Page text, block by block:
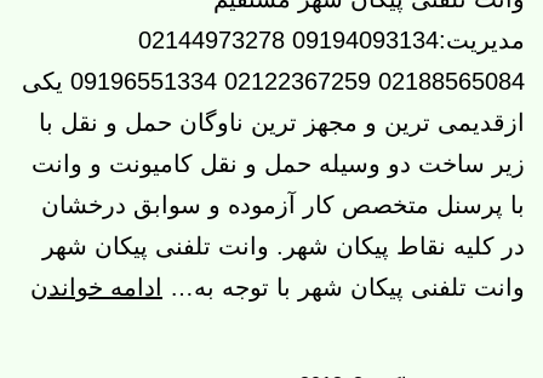
مدیریت:09194093134 02144973278
02188565084 02122367259 09196551334 یکی
ازقدیمی ترین و مجهز ترین ناوگان حمل و نقل با
زیر ساخت دو وسیله حمل و نقل کامیونت و وانت
با پرسنل متخصص کار آزموده و سوابق درخشان
در کلیه نقاط پیکان شهر. وانت تلفنی پیکان شهر
وانت تلفنی پیکان شهر با توجه به…
ادامه خواندن